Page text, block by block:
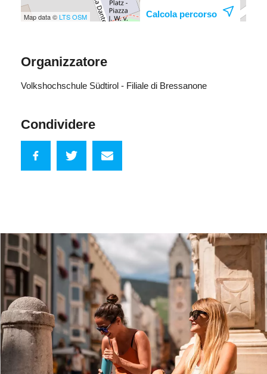
Map data ©LTSOSM Calcola percorso
Organizzatore
Volkshochschule Südtirol - Filiale di Bressanone
Condividere